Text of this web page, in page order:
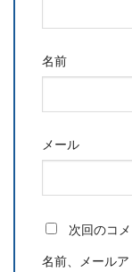
名前
メール
次回のコ
名前、メールア